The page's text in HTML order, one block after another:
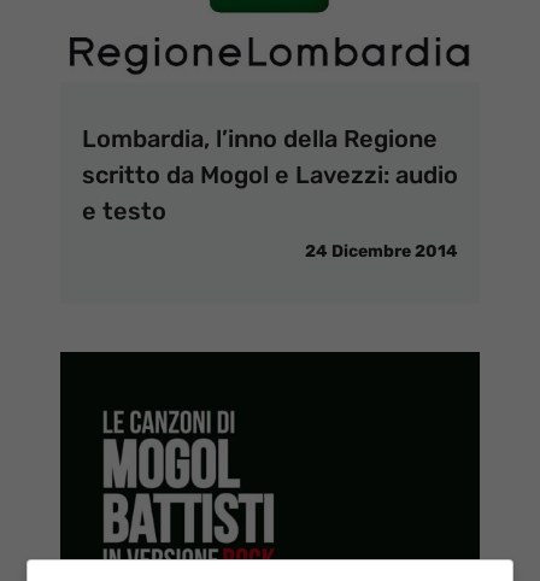
Lombardia, l’inno della Regione
scritto da Mogol e Lavezzi: audio
e testo
24 Dicembre 2014